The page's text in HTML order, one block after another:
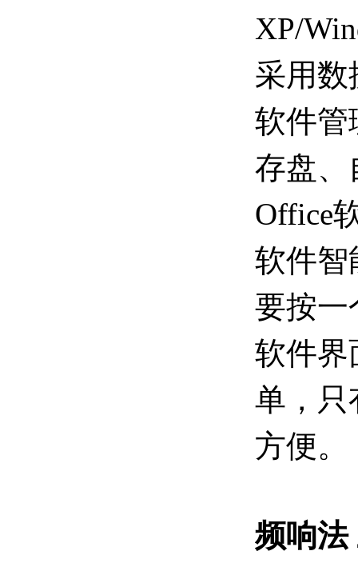
XP/
采用数
软件管
存盘、
Office
软件智
要按一
软件界
单，只
方便。
频响法